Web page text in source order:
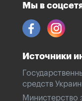
Мы в
Источники
средств
Министерство